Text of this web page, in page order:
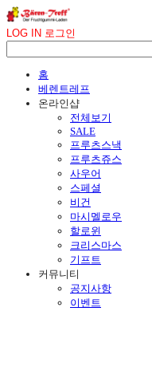
LOG IN 로그인
홈
베렌트레프
온라인샵
전체보기
SALE
프루츠스낵
프루츠쥬스
사우어
스페셜
비건
마시멜로우
할로윈
크리스마스
기프트
커뮤니티
공지사항
이벤트